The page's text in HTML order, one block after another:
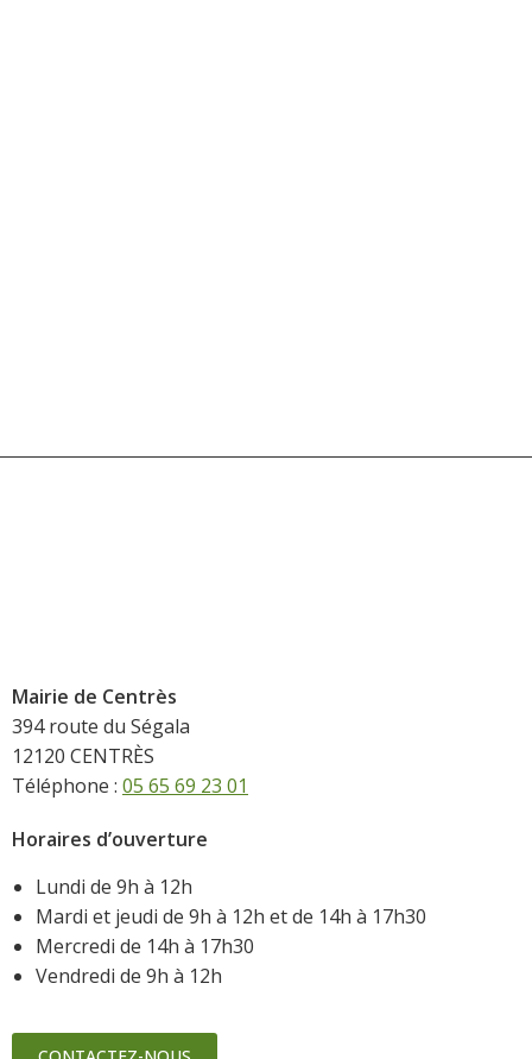
Mairie de Centrès
394 route du Ségala
12120 CENTRÈS
Téléphone : 05 65 69 23 01
Horaires d’ouverture
Lundi de 9h à 12h
Mardi et jeudi de 9h à 12h et de 14h à 17h30
Mercredi de 14h à 17h30
Vendredi de 9h à 12h